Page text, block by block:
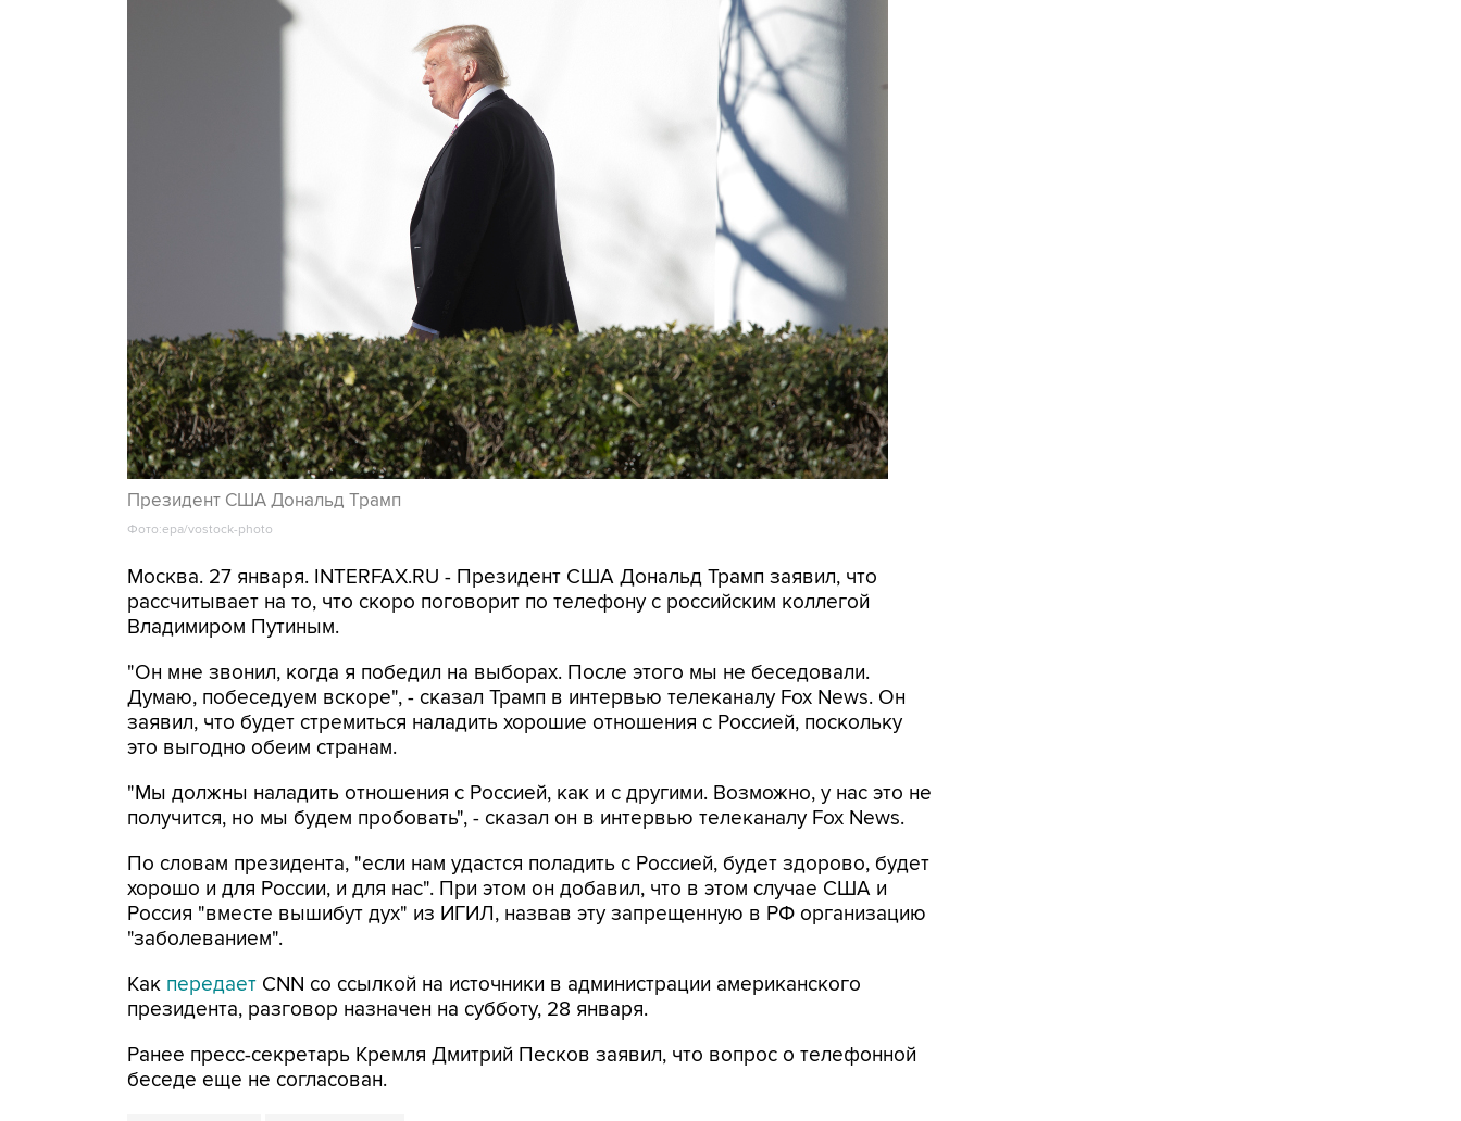
Президент США Дональд Трамп
Фото:epa/vostock-photo
Москва. 27 января. INTERFAX.RU - Президент США Дональд Трамп заявил, что
рассчитывает на то, что скоро поговорит по телефону с российским коллегой
Владимиром Путиным.
"Он мне звонил, когда я победил на выборах. После этого мы не беседовали.
Думаю, побеседуем вскоре", - сказал Трамп в интервью телеканалу Fox News. Он
заявил, что будет стремиться наладить хорошие отношения с Россией, поскольку
это выгодно обеим странам.
"Мы должны наладить отношения с Россией, как и с другими. Возможно, у нас это не
получится, но мы будем пробовать", - сказал он в интервью телеканалу Fox News.
По словам президента, "если нам удастся поладить с Россией, будет здорово, будет
хорошо и для России, и для нас". При этом он добавил, что в этом случае США и
Россия "вместе вышибут дух" из ИГИЛ, назвав эту запрещенную в РФ организацию
"заболеванием".
Как передает CNN со ссылкой на источники в администрации американского
президента, разговор назначен на субботу, 28 января.
Ранее пресс-секретарь Кремля Дмитрий Песков заявил, что вопрос о телефонной
беседе еще не согласован.